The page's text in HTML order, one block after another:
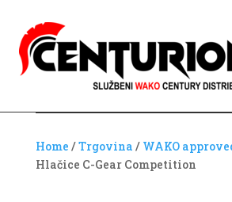
Home /Trgovina / WAKO
Hlačice C-Gear Competition